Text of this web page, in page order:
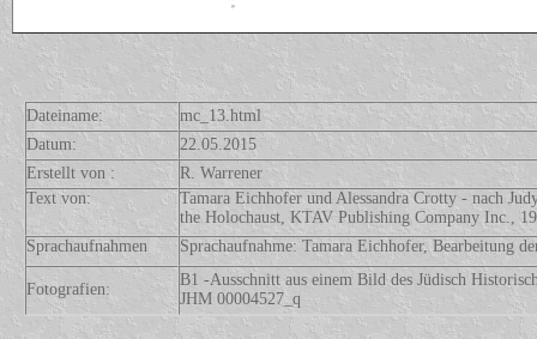
Dateiname:
mc_13.html
Datum:
22.05.2015
Erstellt von :
R. Warrener
Text von:
Tamara Eichhofer und Alessandra Crotty - nach
the Holochaust, KTAV Publishing Company Inc.,
Sprachaufnahmen
Sprachaufnahme: Tamara Eichhofer, Bearbeitung
Fotografien:
B1 -Ausschnitt aus einem Bild des Jüdisch
JHM 00004527_q